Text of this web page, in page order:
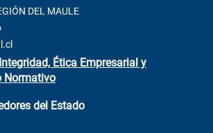
+(73) 256
DEL MAULE
Ética Empresarial y
Normativo
del Estado